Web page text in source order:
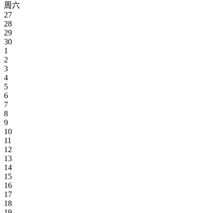
周六
27
28
29
30
1
2
3
4
5
6
7
8
9
10
11
12
13
14
15
16
17
18